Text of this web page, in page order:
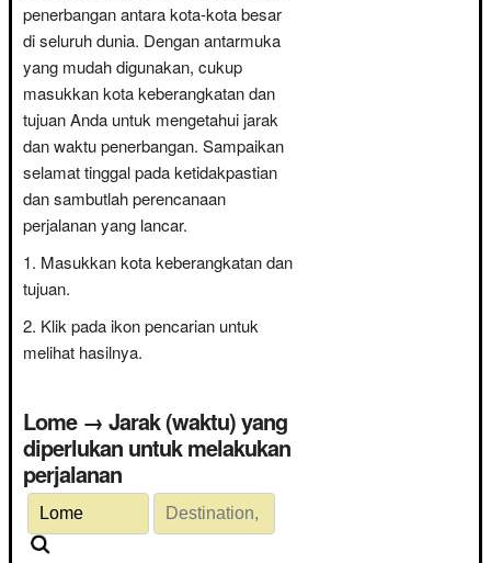
penerbangan antara kota-kota besar
di seluruh dunia. Dengan antarmuka
yang mudah digunakan, cukup
masukkan kota keberangkatan dan
tujuan Anda untuk mengetahui jarak
dan waktu penerbangan. Sampaikan
selamat tinggal pada ketidakpastian
dan sambutlah perencanaan
perjalanan yang lancar.
Masukkan kota keberangkatan dan
tujuan.
Klik pada ikon pencarian untuk
melihat hasilnya.
Lome → Jarak (waktu) yang
diperlukan untuk melakukan
perjalanan